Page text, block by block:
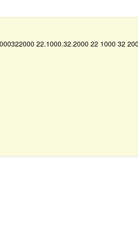
22.1000.32.2000 22 1000 32